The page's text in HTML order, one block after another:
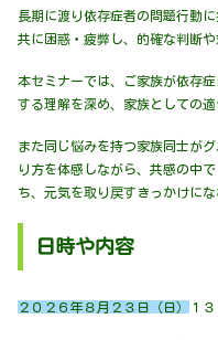
長期に渡り依存症者の問題行動
共に困惑・疲弊し、的確な判断
本セミナーでは、ご家族が依存
する理解を深め、家族としての適
また同じ悩みを持つ家族同士が
り方を体感しながら、共感の中
ち、元気を取り戻すきっかけにな
日時や内容
２０２６年８月２３日（日） １